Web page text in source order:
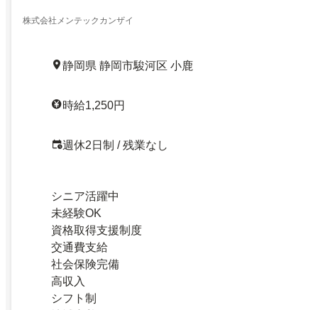
株式会社メンテックカンザイ
静岡県 静岡市駿河区 小鹿
時給1,250円
週休2日制 / 残業なし
シニア活躍中
未経験OK
資格取得支援制度
交通費支給
社会保険完備
高収入
シフト制